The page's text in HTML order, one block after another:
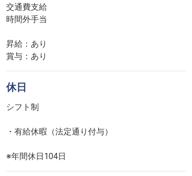
交通費支給
時間外手当
昇給：あり
賞与：あり
休日
シフト制
・有給休暇（法定通り付与）
※年間休日104日